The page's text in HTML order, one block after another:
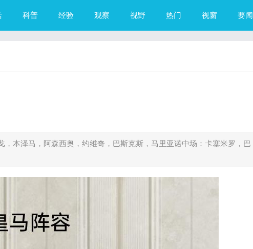
科普 经验 观察 视野 热门 视窗 要闻
本泽马，阿森西奥，约维奇，巴斯克斯，马里亚诺中场：卡塞米罗，巴